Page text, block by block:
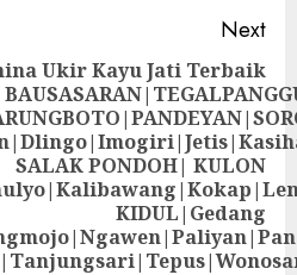
Next
Ukir Kayu Jati Terbaik
SALAK PONDOH| KULON
KIDUL|Gedang